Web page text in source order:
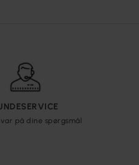
på dine spørgsmål